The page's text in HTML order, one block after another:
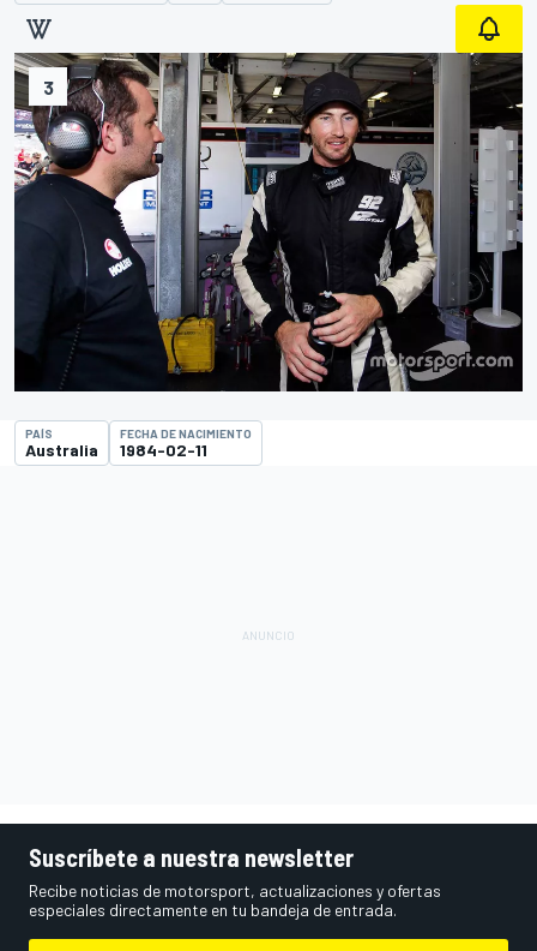
3
PAÍS
Australia
FECHA DE NACIMIENTO
1984-02-11
Suscríbete a nuestra newsletter
Recibe noticias de motorsport, actualizaciones y ofertas
especiales directamente en tu bandeja de entrada.